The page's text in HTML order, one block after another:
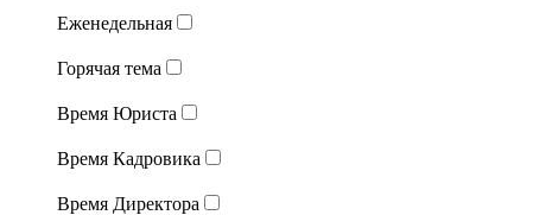
Еженедельная
Горячая тема
Время Юриста
Время Кадровика
Время Директора